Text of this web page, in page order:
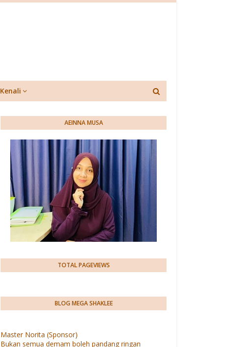
Kenali
AEINNA MUSA
TOTAL PAGEVIEWS
BLOG MEGA SHAKLEE
Master Norita (Sponsor)
Bukan semua demam boleh pandang ringan